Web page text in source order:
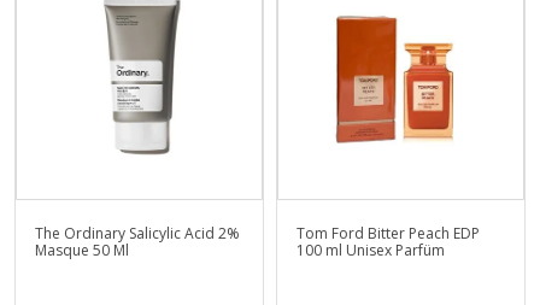
The Ordinary Salicylic Acid 2%
Masque 50 Ml
Tom Ford Bitter Peach EDP
100 ml Unisex Parfüm